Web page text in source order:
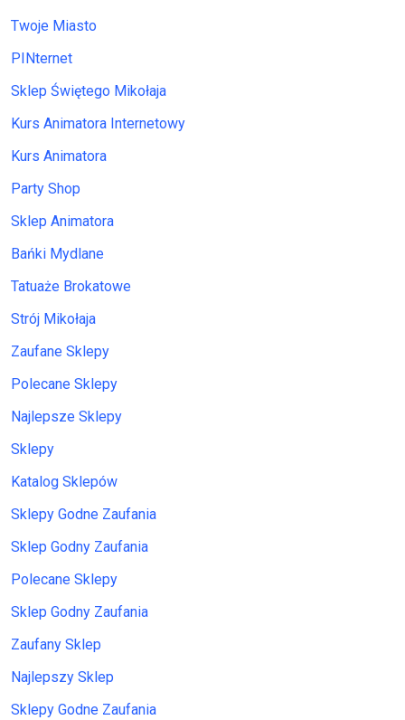
Twoje Miasto
PINternet
Sklep Świętego Mikołaja
Kurs Animatora Internetowy
Kurs Animatora
Party Shop
Sklep Animatora
Bańki Mydlane
Tatuaże Brokatowe
Strój Mikołaja
Zaufane Sklepy
Polecane Sklepy
Najlepsze Sklepy
Sklepy
Katalog Sklepów
Sklepy Godne Zaufania
Sklep Godny Zaufania
Polecane Sklepy
Sklep Godny Zaufania
Zaufany Sklep
Najlepszy Sklep
Sklepy Godne Zaufania